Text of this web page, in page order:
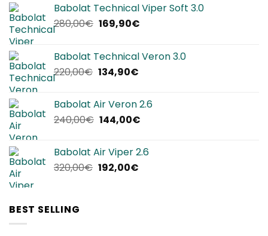
Babolat Technical Viper Soft 3.0
280,00€ Il
era:
280,00€.
169,90€Il
è:
Babolat Technical Veron 3.0
220,00€ Il
era:
220,00€.
134,90€Il
è:
134,90€.
Babolat Air Veron 2.6
240,00€ Il
era:
240,00€.
144,00€Il
è:
Babolat Air Viper 2.6
320,00€ Il
192,00€Il
BEST SELLING